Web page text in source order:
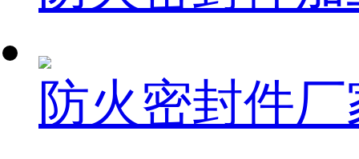
防火密封件